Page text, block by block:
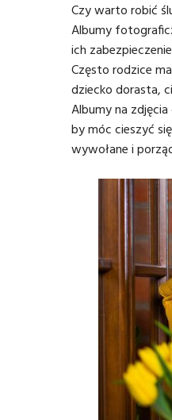
Czy warto robić
Albumy
ich
Często rodzice
dziecko dorasta,
Albumy na
by móc cieszyć
wywołane i